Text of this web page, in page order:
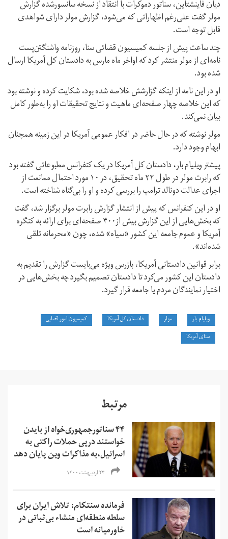
دیان فاینشتاین، سناتور دموکرات با انتقاد از نسخه سانسورشده گزارش
مولر گفت علی‌رغم اظهاراتی که می‌شود، گزارش مولر دارای شواهدی
قابل توجه است.
چند ساعت پیش از جلسه کمیسیون قضائی سنا، روزنامه واشنگتن‌پست
نامه‌ای از مولر منتشر کرد که اواخر ماه مارس به دادستان کل آمریکا ارسال
شده بود.
او در این نامه از اینکه گزارشش خلاصه شده بود، شکایت کرده و نوشته بود
که این خلاصه چهار صفحه‌ای ماهیت و نتایج تحقیقات او را به‌طور کامل
بیان نمی‌کند.
مولر نوشته که در حال حاضر در افکار عمومی آمریکا در این زمینه همچنان
ابهام وجود دارد.
پیشتر ویلیام بار، دادستان کل آمریکا در یک کنفرانس مطبوعاتی گفته بود
که رابرت مولر در طول ۲۲ ماه تحقیق، در ۱۰ مورد احتمال ممانعت از
اجرای عدالت دونالد ترامپ را بررسی کرده و او را بی‌گناه شناخته است.
او در این کنفرانس که پیش از انتشار گزارش رابرت مولر برگزار شد، گفت
که بخش‌هایی از این گزارش بیش از۴۰۰ صفحه‌ای برای ارائه به کنگره
آمریکا و عموم جامعه این کشور «سیاه» شده، چون «محرمانه تلقی
شده‌اند».
برابر قوانین دادستانی آمریکا، بازرس ویژه می‌بایست گزارش را تقدیم به
دادستان این کشور می‌کرد تا دادستان تصمیم بگیرد چه بخش‌هایی در
اختیار نمایندگان مردم یا جامعه قرار گیرد.
ویلیام بار مولر دادستان کل آمریکا
کمیسیون امور قضایی
سنای آمریکا
مرتبط
۴۴ سناتورجمهوری‌خواه از بایدن
خواستند درپی حملات راکتی به
اسرائیل،به مذاکرات وین پایان دهد
۲۳ اردیبهشت ۱۴۰۰
فرمانده سنتکام: تلاش ایران برای
سلطه منطقه‌ای منشاء بی‌ثباتی در
خاورمیانه است